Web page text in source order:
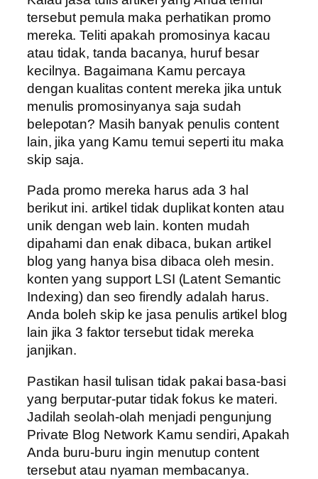
tersebut pemula maka perhatikan promo
mereka. Teliti apakah promosinya kacau
atau tidak, tanda bacanya, huruf besar
kecilnya. Bagaimana Kamu percaya
dengan kualitas content mereka jika untuk
menulis promosinyanya saja sudah
belepotan? Masih banyak penulis content
lain, jika yang Kamu temui seperti itu maka
skip saja.
Pada promo mereka harus ada 3 hal
berikut ini. artikel tidak duplikat konten atau
unik dengan web lain. konten mudah
dipahami dan enak dibaca, bukan artikel
blog yang hanya bisa dibaca oleh mesin.
konten yang support LSI (Latent Semantic
Indexing) dan seo firendly adalah harus.
Anda boleh skip ke jasa penulis artikel blog
lain jika 3 faktor tersebut tidak mereka
janjikan.
Pastikan hasil tulisan tidak pakai basa-basi
yang berputar-putar tidak fokus ke materi.
Jadilah seolah-olah menjadi pengunjung
Private Blog Network Kamu sendiri, Apakah
Anda buru-buru ingin menutup content
tersebut atau nyaman membacanya.